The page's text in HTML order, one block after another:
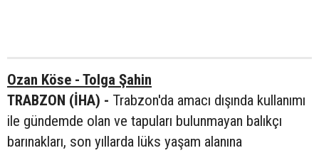
Ozan Köse - Tolga Şahin
TRABZON (İHA) - Trabzon'da amacı dışında kullanımı
ile gündemde olan ve tapuları bulunmayan balıkçı
barınakları, son yıllarda lüks yaşam alanına